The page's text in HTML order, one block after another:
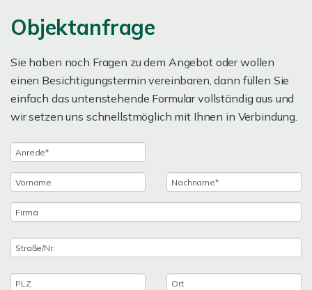
Objektanfrage
Sie haben noch Fragen zu dem Angebot oder wollen
einen Besichtigungstermin vereinbaren, dann füllen Sie
einfach das untenstehende Formular vollständig aus und
wir setzen uns schnellstmöglich mit Ihnen in Verbindung.